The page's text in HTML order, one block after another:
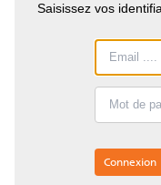
Saisissez vos
Connexion